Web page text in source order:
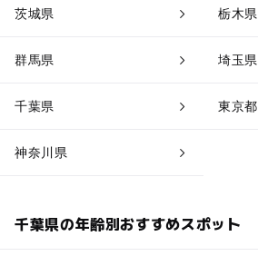
茨城県 栃木県
群馬県 埼玉県
千葉県 東京都
神奈川県
千葉県の年齢別おすすめスポット